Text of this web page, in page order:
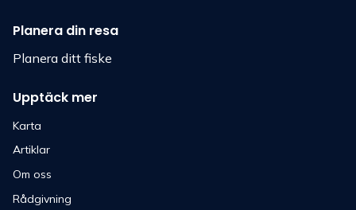
Planera din resa
Planera ditt fiske
Upptäck mer
Karta
Artiklar
Om oss
Rådgivning